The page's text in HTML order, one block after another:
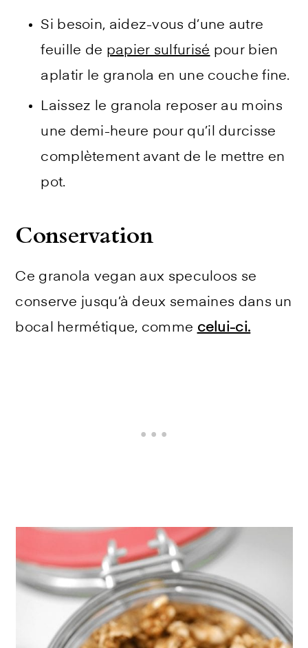
Si besoin, aidez-vous d’une autre
feuille de papier sulfurisé pour bien
aplatir le granola en une couche fine.
Laissez le granola reposer au moins
une demi-heure pour qu’il durcisse
complètement avant de le mettre en
pot.
Conservation
Ce granola vegan aux speculoos se
conserve jusqu’à deux semaines dans un
bocal hermétique, comme celui-ci.